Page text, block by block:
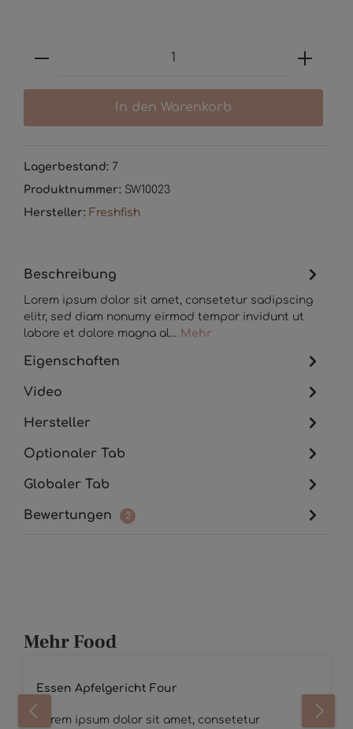
In den Warenkorb
Lagerbestand: 7
Produktnummer: SW10023
Hersteller: Freshfish
Beschreibung
Lorem ipsum dolor sit amet, consetetur sadipscing
elitr, sed diam nonumy eirmod tempor invidunt ut
labore et dolore magna al… Mehr
Eigenschaften
Video
Hersteller
Optionaler Tab
Globaler Tab
Bewertungen 2
Mehr Food
Essen Apfelgericht Four
Lorem ipsum dolor sit amet, consetetur